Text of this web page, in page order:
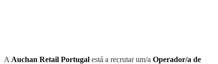
A Auchan Retail Portugal está a recrutar um/a Operador/a de